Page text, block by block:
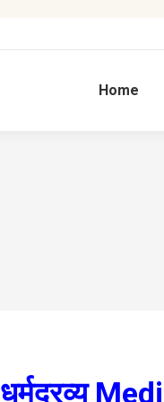
Home
धर्मद्रव्य